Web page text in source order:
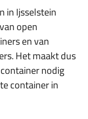
in Ijsselstein
open
en van
Het maakt dus
nodig
container in